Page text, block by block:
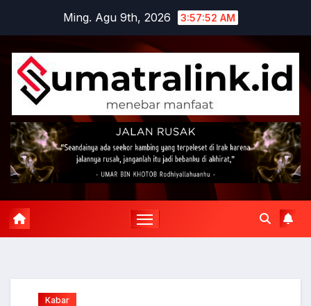
content
Ming. Agu 9th, 2026 3:57:53 AM
Kabar